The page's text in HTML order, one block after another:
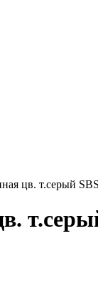
цв. т.серый